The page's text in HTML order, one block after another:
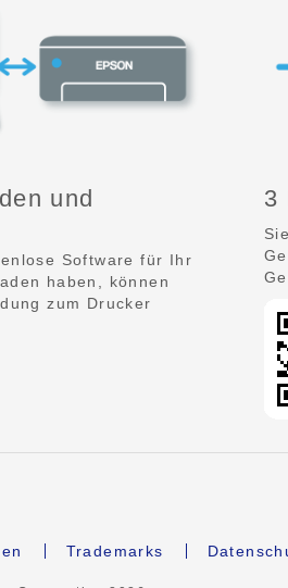
und
Software für Ihr
haben, können
zum Drucker
3
Trademarks